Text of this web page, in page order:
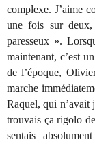
complexe. J’aime
une fois sur
paresseux ».
maintenant, c’est
de l’époque,
marche
Raquel, qui n’avait
trouvais ça rigolo
sentais